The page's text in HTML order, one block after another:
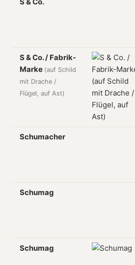
S & Co. / Fabrik-
Marke (auf Schild
mit Drache /
Flügel, auf Ast)
Schumacher
Schumag
Schumag